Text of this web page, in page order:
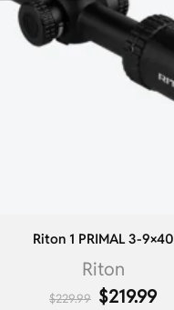
Riton 1 PRIMAL 3-9×40
Riton
$229.99 $219.99